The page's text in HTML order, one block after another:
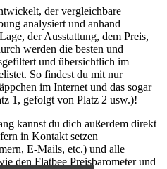
der vergleichbare
analysiert und anhand
der Ausstattung, dem Preis,
werden die besten und
und übersichtlich im
So findest du mit nur
im Internet und das sogar
1, gefolgt von Platz 2 usw.)!
kannst du dich außerdem direkt
in Kontakt setzen
E-Mails, etc.) und alle
den Flatbee Preisbarometer und